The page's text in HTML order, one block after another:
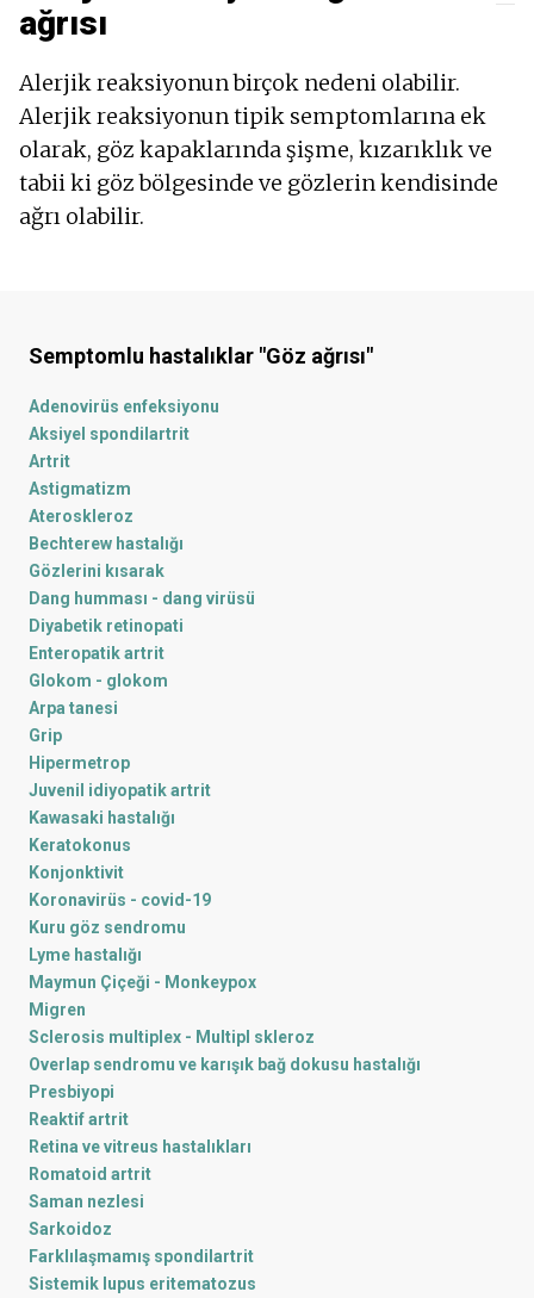
ağrısı
Alerjik reaksiyonun birçok nedeni olabilir.
Alerjik reaksiyonun tipik semptomlarına ek
olarak, göz kapaklarında şişme, kızarıklık ve
tabii ki göz bölgesinde ve gözlerin kendisinde
ağrı olabilir.
Semptomlu hastalıklar "Göz ağrısı"
Adenovirüs enfeksiyonu
Aksiyel spondilartrit
Artrit
Astigmatizm
Ateroskleroz
Bechterew hastalığı
Gözlerini kısarak
Dang humması - dang virüsü
Diyabetik retinopati
Enteropatik artrit
Glokom - glokom
Arpa tanesi
Grip
Hipermetrop
Juvenil idiyopatik artrit
Kawasaki hastalığı
Keratokonus
Konjonktivit
Koronavirüs - covid-19
Kuru göz sendromu
Lyme hastalığı
Maymun Çiçeği - Monkeypox
Migren
Sclerosis multiplex - Multipl skleroz
Overlap sendromu ve karışık bağ dokusu hastalığı
Presbiyopi
Reaktif artrit
Retina ve vitreus hastalıkları
Romatoid artrit
Saman nezlesi
Sarkoidoz
Farklılaşmamış spondilartrit
Sistemik lupus eritematozus